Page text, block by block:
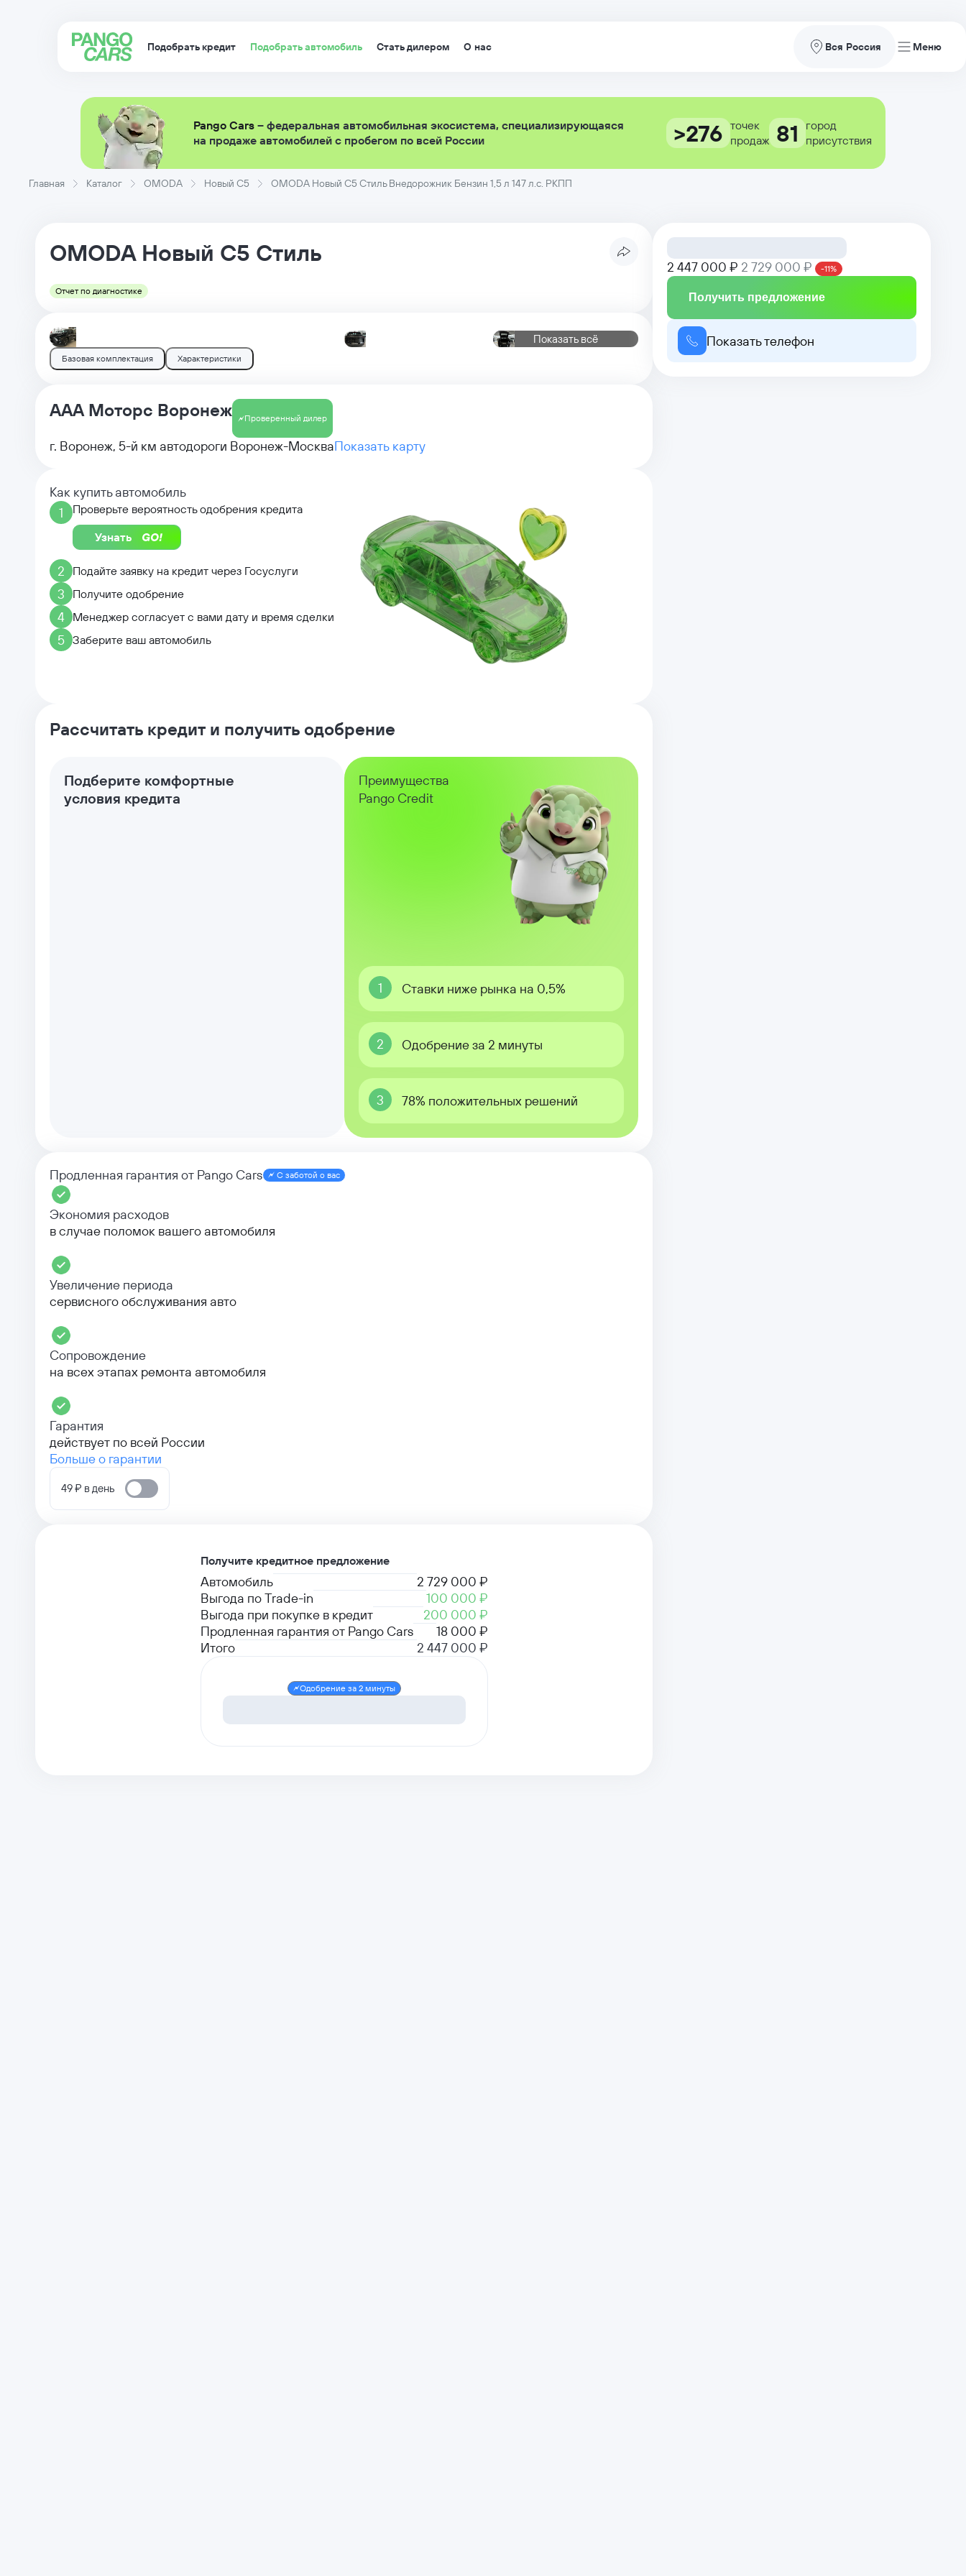
Подобрать кредит Подобрать автомобиль Стать дилером О нас Вся Россия
Pango Cars – федеральная автомобильная экосистема, специализирующаяся
на продаже автомобилей с пробегом по всей России
>276 точек
продаж 81
город
присутствия
Главная Каталог OMODA Новый C5 OMODA Новый C5 Стиль Внедорожник Бензин 1,5 л 147 л.с. РКПП
OMODA Новый C5 Стиль
Отчет по диагностике
Показать всё
Базовая комплектация Характеристики
ААА Моторс Воронеж Проверенный дилер
г. Воронеж, 5-й км автодороги Воронеж-МоскваПоказать карту
Как купить автомобиль
1
Проверьте вероятность одобрения кредита
Узнать
2 Подайте заявку на кредит через Госуслуги
3 Получите одобрение
4 Менеджер согласует с вами дату и время сделки
5 Заберите ваш автомобиль
Рассчитать кредит и получить одобрение
Подберите комфортные
условия кредита
Преимущества
Pango Credit
1 Ставки ниже рынка на 0,5%
2 Одобрение за 2 минуты
3 78% положительных решений
Продленная гарантия от Pango Cars С заботой о вас
Экономия расходов
в случае поломок вашего автомобиля
Увеличение периода
сервисного обслуживания авто
Сопровождение
на всех этапах ремонта автомобиля
Гарантия
действует по всей России
Больше о гарантии
49 ₽ в день
Получите кредитное предложение
Автомобиль
2 729 000 ₽
Выгода по Trade-in
100 000 ₽
Выгода при покупке в кредит
200 000 ₽
Продленная гарантия от Pango Cars
18 000 ₽
Итого
2 447 000 ₽
Одобрение за 2 минуты
2 447 000 ₽ 2 729 000 ₽ -11%
Получить предложение
Показать телефон